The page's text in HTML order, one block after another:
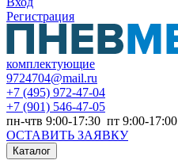
Регистрация
комплектующие
9724704@mail.ru
+7 (495) 972-47-04
+7 (901) 546-47-05
пн-чтв 9:00-17:30 пт 9:00-17:00
ОСТАВИТЬ ЗАЯВКУ
Каталог